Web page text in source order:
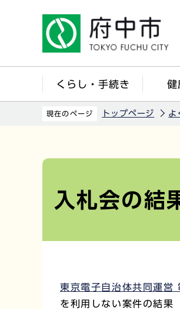
くらし・手続き 健
現在のページ トップページ よ
入札会の結
東京電子自治体共同運営
を利用しない案件の結果